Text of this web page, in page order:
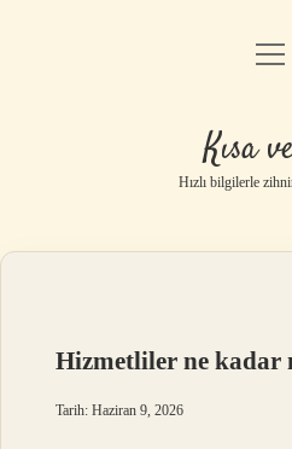
Gizlilik
Yasal
Kısa
Hızlı bilgilerle
Hizmetliler ne kadar
Tarih: Haziran 9, 2026